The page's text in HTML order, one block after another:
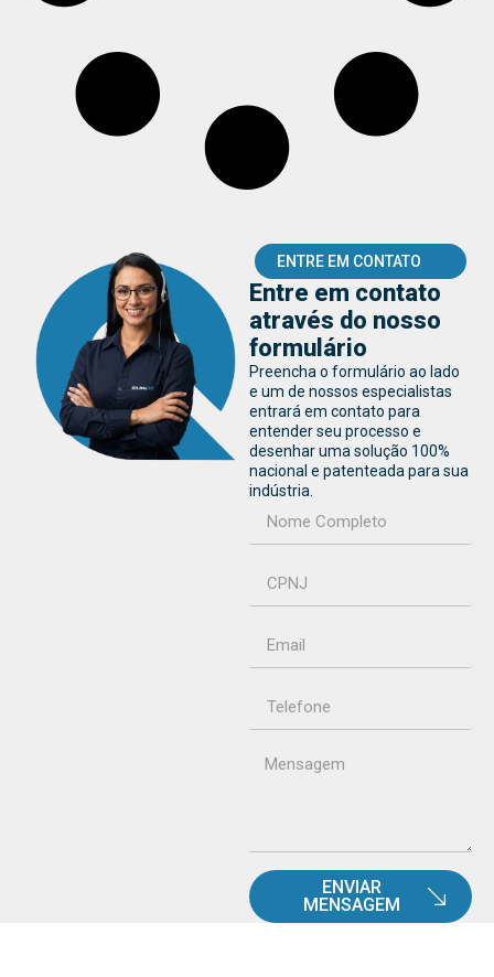
ENTRE EM CONTATO
Entre em contato
através do nosso
formulário
Preencha o formulário ao lado
e um de nossos especialistas
entrará em contato para
entender seu processo e
desenhar uma solução 100%
nacional e patenteada para sua
indústria.
ENVIAR
MENSAGEM